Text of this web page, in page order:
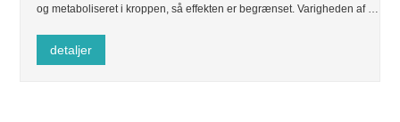
og metaboliseret i kroppen, så effekten er begrænset. Varigheden af ​​
detaljer